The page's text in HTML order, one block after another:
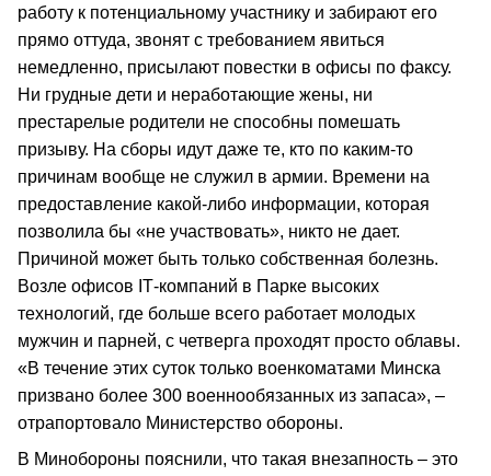
работу к потенциальному участнику и забирают его
прямо оттуда, звонят с требованием явиться
немедленно, присылают повестки в офисы по факсу.
Ни грудные дети и неработающие жены, ни
престарелые родители не способны помешать
призыву. На сборы идут даже те, кто по каким-то
причинам вообще не служил в армии. Времени на
предоставление какой-либо информации, которая
позволила бы «не участвовать», никто не дает.
Причиной может быть только собственная болезнь.
Возле офисов IТ-компаний в Парке высоких
технологий, где больше всего работает молодых
мужчин и парней, с четверга проходят просто облавы.
«В течение этих суток только военкоматами Минска
призвано более 300 военнообязанных из запаса», –
отрапортовало Министерство обороны.
В Минобороны пояснили, что такая внезапность – это